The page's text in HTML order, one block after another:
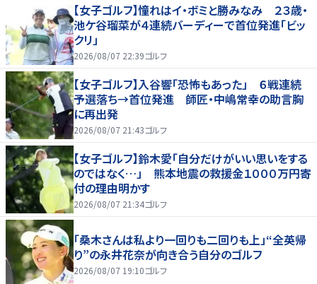
【女子ゴルフ】憧れはイ・ボミと勝みなみ ２３歳・
池ケ谷瑠菜が４連続バーディーで首位発進「ビッ
クリ」
2026/08/07 22:39ゴルフ
【女子ゴルフ】入谷響「恐怖もあった」 ６戦連続
予選落ち→首位発進 師匠・中嶋常幸の助言胸
に再出発
2026/08/07 21:43ゴルフ
【女子ゴルフ】鈴木愛「自分だけがいい思いをする
のではなく…」 熊本地震の救援金１０００万円寄
付の理由明かす
2026/08/07 21:34ゴルフ
「桑木さんは私より一回りも二回りも上」“全英帰
り”の永井花奈が向き合う自分のゴルフ
2026/08/07 19:10ゴルフ